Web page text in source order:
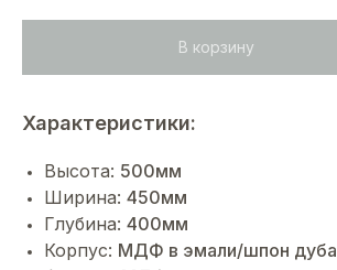
В корзину
Характеристики:
Высота: 500мм
Ширина: 450мм
Глубина: 400мм
Корпус: МДФ в эмали/шпон дуба